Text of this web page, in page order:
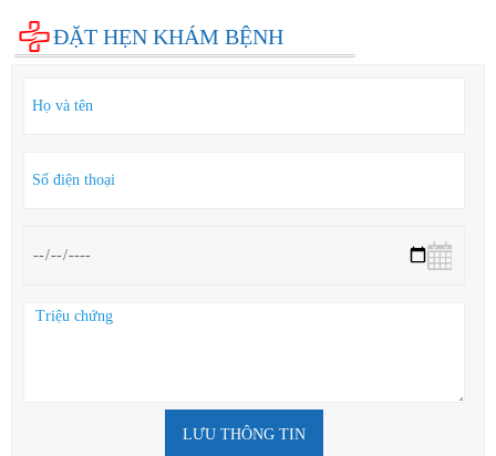
ĐẶT HẸN KHÁM BỆNH
LƯU THÔNG TIN